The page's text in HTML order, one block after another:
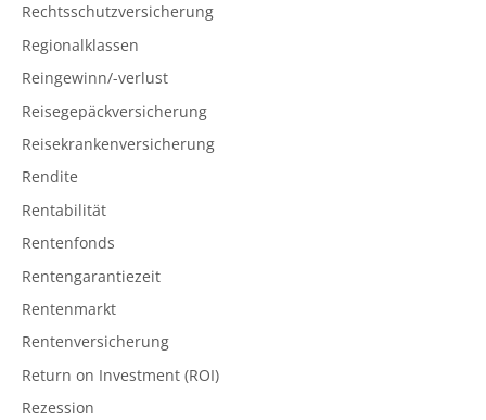
Rechtsschutzversicherung
Regionalklassen
Reingewinn/-verlust
Reisegepäckversicherung
Reisekrankenversicherung
Rendite
Rentabilität
Rentenfonds
Rentengarantiezeit
Rentenmarkt
Rentenversicherung
Return on Investment (ROI)
Rezession